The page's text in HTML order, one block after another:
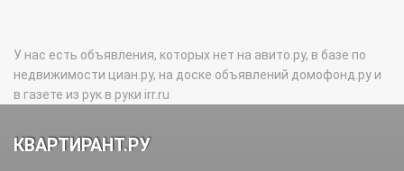
У нас есть объявления, которых нет на авито.ру, в базе по
недвижимости циан.ру, на доске объявлений домофонд.ру и
в газете из рук в руки irr.ru
КВАРТИРАНТ.РУ